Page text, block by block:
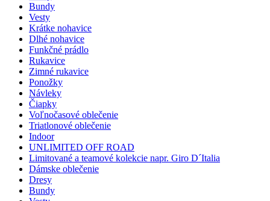
Bundy
Vesty
Krátke nohavice
Dlhé nohavice
Funkčné prádlo
Rukavice
Zimné rukavice
Ponožky
Návleky
Čiapky
Voľnočasové oblečenie
Triatlonové oblečenie
Indoor
UNLIMITED OFF ROAD
Limitované a teamové kolekcie napr. Giro D´Italia
Dámske oblečenie
Dresy
Bundy